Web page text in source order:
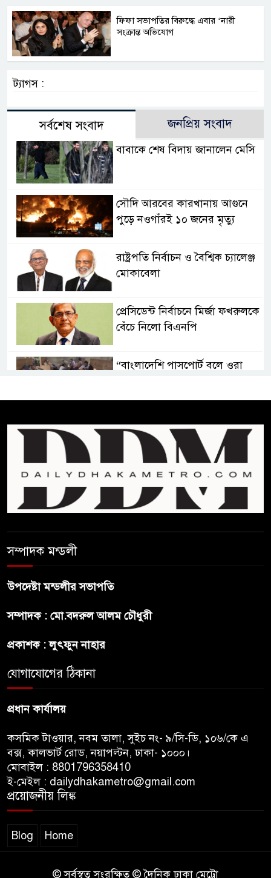
ফিফা সভাপতির বিরুদ্ধে এবার ‘নারী
সংক্রান্ত অভিযোগ
ট্যাগস :
সর্বশেষ সংবাদ জনপ্রিয় সংবাদ
বাবাকে শেষ বিদায় জানালেন মেসি
সৌদি আরবের কারখানায় আগুনে
পুড়ে নওগাঁরই ১০ জনের মৃত্যু
রাষ্ট্রপতি নির্বাচন ও বৈশ্বিক চ্যালেঞ্জ
মোকাবেলা
প্রেসিডেন্ট নির্বাচনে মির্জা ফখরুলকে
বেঁচে নিলো বিএনপি
“বাংলাদেশি পাসপোর্ট বলে ওরা
প্রার্থী অলি আহমদ
বাঁশখালির ১০০ দুঃস্থ পরিবারের
হাতে ঘরের ছাবি তুলে দিলেন
প্রধানমন্ত্রী
সালমান শাহ হত্যা মামলায় গ্রেপ্তার
হুমকি-ধামকির দায় এড়াতে পারে না
ভারত : লেবার পার্টির চেয়ারম্যান
সম্পাদক মন্ডলী
উপদেষ্টা মন্ডলীর সভাপতি
সম্পাদক : মো.বদরুল আলম চৌধুরী
প্রকাশক : লুৎফুন নাহার
যোগাযোগের ঠিকানা
প্রধান কার্যালয়
কসমিক টাওয়ার, নবম তালা, সুইচ নং- ৯/সি-ডি, ১০৬/কে এ
বক্স, কালভার্ট রোড, নয়াপল্টন, ঢাকা- ১০০০।
মোবাইল : 8801796358410
ই-মেইল : dailydhakametro@gmail.com
প্রয়োজনীয় লিঙ্ক
Blog Home
© সর্বস্বত্ব সংরক্ষিত © দৈনিক ঢাকা মেট্রো